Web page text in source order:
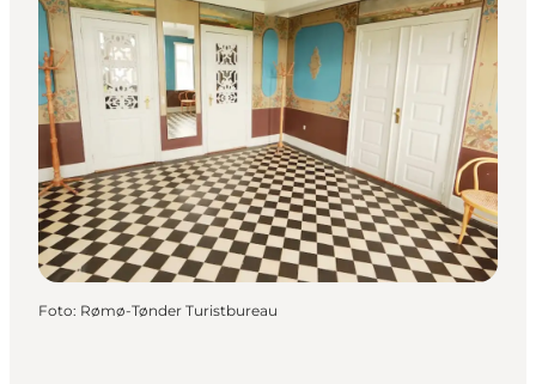
Oplevelser
Byer & Steder
Det sker
Overnatning
Planlæg din ferie
Booking
Foto: Rømø-Tønder Turistbureau